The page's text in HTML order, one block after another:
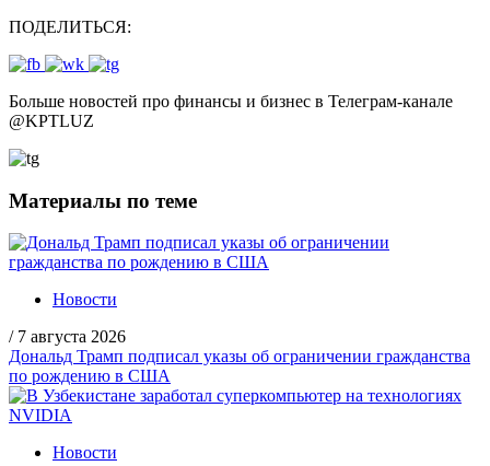
ПОДЕЛИТЬСЯ:
Больше новостей про финансы и бизнес в Телеграм-канале
@KPTLUZ
Материалы по теме
Новости
/ 7 августа 2026
Дональд Трамп подписал указы об ограничении гражданства
по рождению в США
Новости